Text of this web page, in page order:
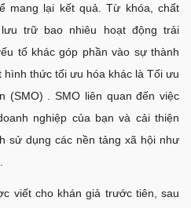
mang lại kết quả. Từ khóa, chất
trữ bao nhiêu hoạt động trải
tố khác góp phần vào sự thành
hình thức tối ưu hóa khác là Tối ưu
(SMO) . SMO liên quan đến việc
nghiệp của bạn và cải thiện
sử dụng các nền tảng xã hội như
viết cho khán giả trước tiên, sau